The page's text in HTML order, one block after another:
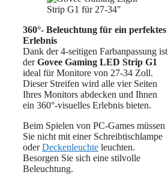
360°- Beleuchtung für ein perfektes
Erlebnis
Dank der 4-seitigen Farbanpassung ist
derGovee Gaming LED Strip G1
ideal für Monitore von 27-34 Zoll.
Dieser Streifen wird alle vier Seiten
Ihres Monitors abdecken und Ihnen
ein 360°-visuelles Erlebnis bieten.
Beim Spielen von PC-Games müssen
Sie nicht mit einer Schreibtischlampe
oderDeckenleuchte leuchten.
Besorgen Sie sich eine stilvolle
Beleuchtung.